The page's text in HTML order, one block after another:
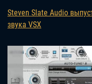
Steven Slate Audio
звука VSX